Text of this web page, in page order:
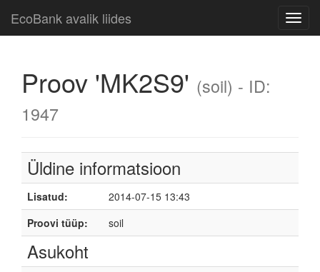
EcoBank avalik liides
Proov 'MK2S9' (soil) - ID:
1947
Üldine informatsioon
Lisatud:
2014-07-15 13:43
Proovi tüüp:
soil
Asukoht